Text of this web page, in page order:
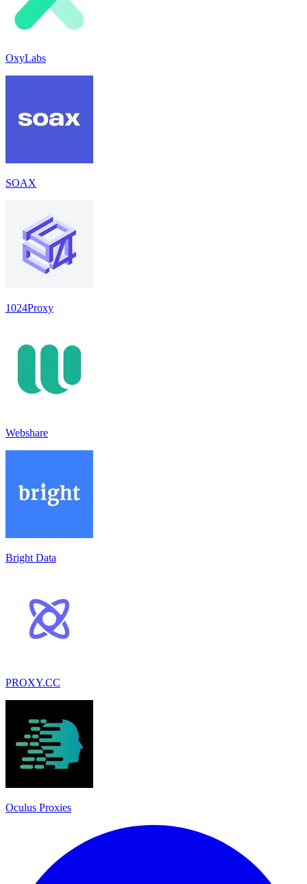
OxyLabs
SOAX
1024Proxy
Webshare
Bright Data
PROXY.CC
Oculus Proxies